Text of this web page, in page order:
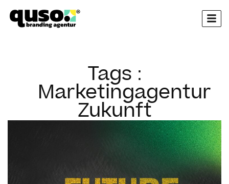
springen
Tags :
Marketingagentur
Zukunft